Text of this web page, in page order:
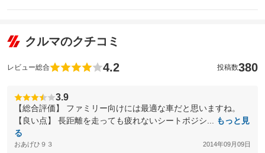
クルマのクチコミ
レビュー総合 4.2 投稿数380
3.9
【総合評価】 ファミリー向けには最適な車だと思いますね。
【良い点】 長距離を走っても疲れないシートポジシ...
もっと見
る
おあげひ９３ 2014年09月09日